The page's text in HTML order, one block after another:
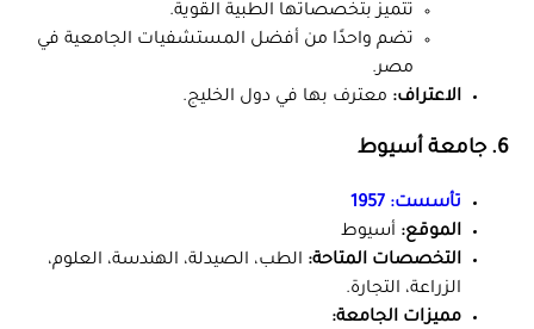
تتميز بتخصصاتها الطبية القوية.
تضم واحدًا من أفضل المستشفيات الجامعية في
مصر.
الاعتراف: معترف بها في دول الخليج.
6. جامعة أسيوط
تأسست:
الموقع: أسيوط
التخصصات المتاحة: الطب، الصيدلة، الهندسة، العلوم،
الزراعة، التجارة.
مميزات الجامعة: